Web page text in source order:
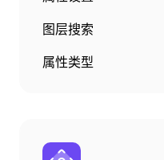
图层搜索
属性类型